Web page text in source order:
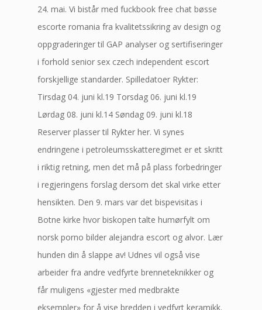
24. mai. Vi bistår med fuckbook free chat bøsse
escorte romania fra kvalitetssikring av design og
oppgraderinger til GAP analyser og sertifiseringer
i forhold senior sex czech independent escort
forskjellige standarder. Spilledatoer Rykter:
Tirsdag 04. juni kl.19 Torsdag 06. juni kl.19
Lørdag 08. juni kl.14 Søndag 09. juni kl.18
Reserver plasser til Rykter her. Vi synes
endringene i petroleumsskatteregimet er et skritt
i riktig retning, men det må på plass forbedringer
i regjeringens forslag dersom det skal virke etter
hensikten. Den 9. mars var det bispevisitas i
Botne kirke hvor biskopen talte humørfylt om
norsk porno bilder alejandra escort og alvor. Lær
hunden din å slappe av! Udnes vil også vise
arbeider fra andre vedfyrte brenneteknikker og
får muligens «gjester med medbrakte
eksempler» for å vise bredden i vedfyrt keramikk.